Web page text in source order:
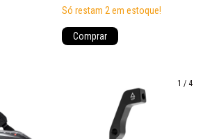
Só restam 2 em estoque!
Comprar
1 / 4